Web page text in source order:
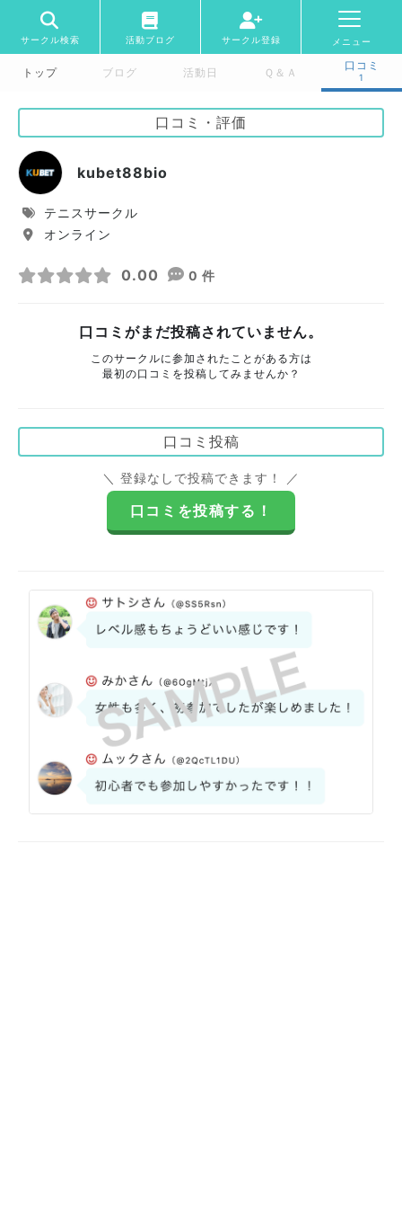
サークル検索 活動ブログ サークル登録 メニュー
トップ ブログ 活動日 Ｑ＆Ａ
口コミ
1
口コミ・評価
kubet88bio
テニスサークル
オンライン
0.00 0 件
口コミがまだ投稿されていません。
このサークルに参加されたことがある方は
最初の口コミを投稿してみませんか？
口コミ投稿
＼ 登録なしで投稿できます！ ／
口コミを投稿する！